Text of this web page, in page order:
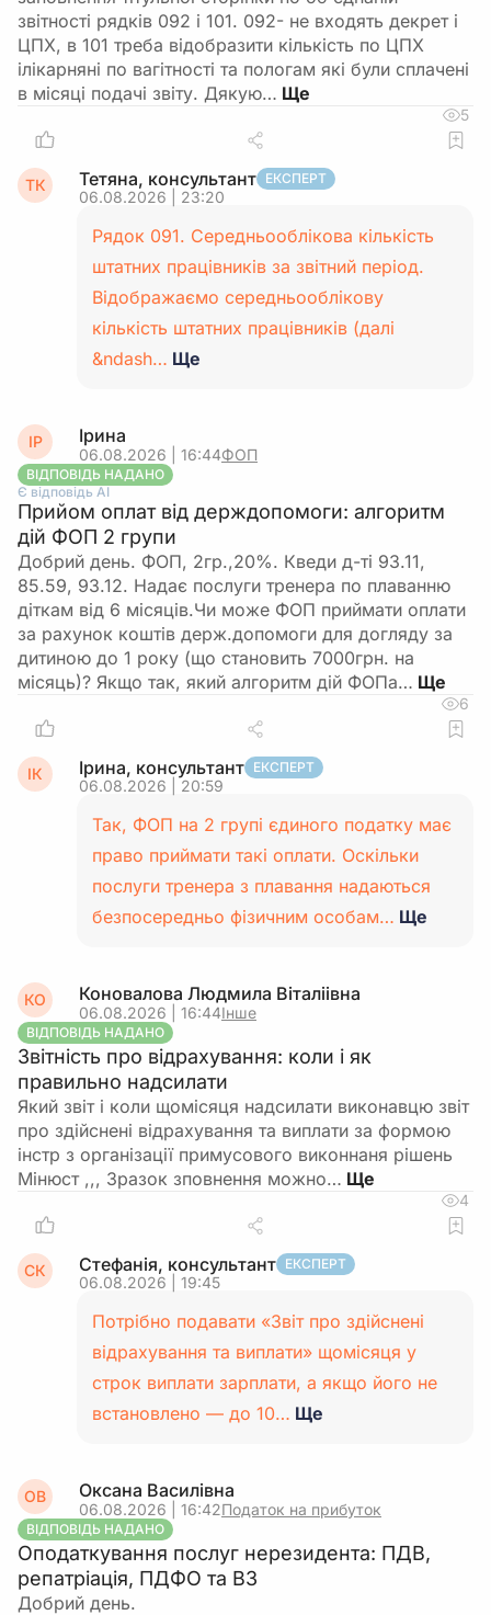
звітності рядків 092 і 101. 092- не входять декрет і
ЦПХ, в 101 треба відобразити кількість по ЦПХ
ілікарняні по вагітності та пологам які були сплачені
в місяці подачі звіту. Дякую…
5
ТК Тетяна, консультант ЕКСПЕРТ
06.08.2026 | 23:20
Рядок 091. Середньооблікова кількість
штатних працівників за звітний період.
Відображаємо середньооблікову
кількість штатних працівників (далі
&ndash… Ще
ІР Ірина
06.08.2026 | 16:44ФОП
ВІДПОВІДЬ НАДАНО
Є відповідь АІ
Прийом оплат від держдопомоги: алгоритм
дій ФОП 2 групи
Добрий день. ФОП, 2гр.,20%. Кведи д-ті 93.11,
85.59, 93.12. Надає послуги тренера по плаванню
діткам від 6 місяців.Чи може ФОП приймати оплати
за рахунок коштів держ.допомоги для догляду за
дитиною до 1 року (що становить 7000грн. на
місяць)? Якщо так, який алгоритм дій ФОПа…
6
ІК Ірина, консультант ЕКСПЕРТ
06.08.2026 | 20:59
Так, ФОП на 2 групі єдиного податку має
право приймати такі оплати. Оскільки
послуги тренера з плавання надаються
безпосередньо фізичним особам… Ще
КО Коновалова Людмила Віталіівна
06.08.2026 | 16:44Інше
ВІДПОВІДЬ НАДАНО
Звітність про відрахування: коли і як
правильно надсилати
Який звіт і коли щомісяця надсилати виконавцю звіт
про здійснені відрахування та виплати за формою
інстр з організації примусового виконнаня рішень
Мінюст ,,, Зразок зповнення можно…
4
СК Стефанія, консультант ЕКСПЕРТ
06.08.2026 | 19:45
Потрібно подавати «Звіт про здійснені
відрахування та виплати» щомісяця у
строк виплати зарплати, а якщо його не
встановлено — до 10… Ще
ОВ Оксана Василівна
06.08.2026 | 16:42Податок на прибуток
ВІДПОВІДЬ НАДАНО
Оподаткування послуг нерезидента: ПДВ,
репатріація, ПДФО та ВЗ
Добрий день.